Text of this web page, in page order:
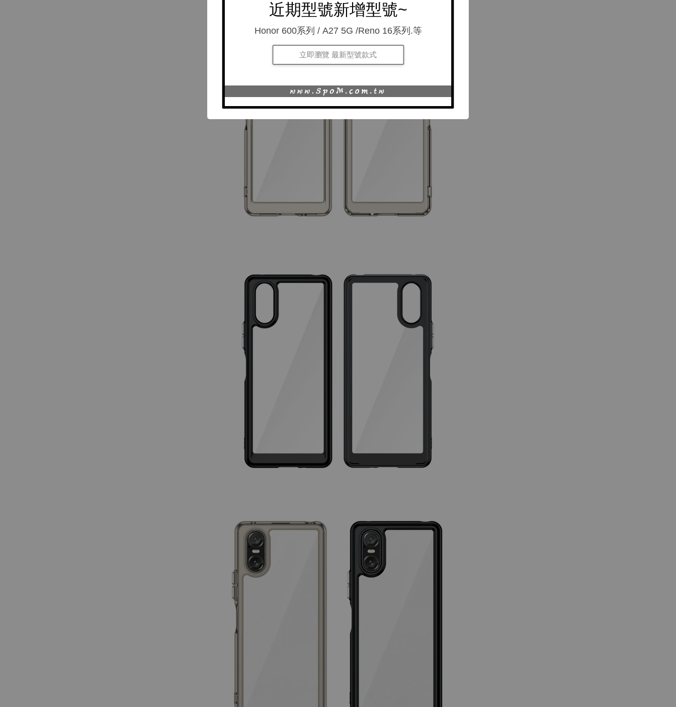
近期型號新增型號~
Honor 600系列 / A27 5G /Reno 16系列.等
立即瀏覽 最新型號款式